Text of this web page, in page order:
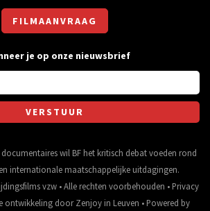
FILMAANVRAAG
je op onze nieuwsbrief
wil BF het kritisch debat voeden rond
internationale maatschappelijke uitdagingen.
vzw • Alle rechten voorbehouden • Privacy
ontwikkeling doorZenjoy in Leuven • Powered by